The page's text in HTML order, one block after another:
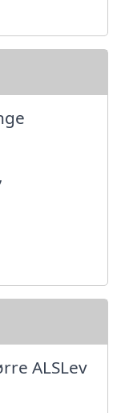
ALSLev